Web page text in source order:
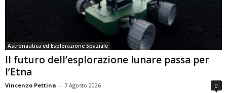
Astronautica ed Esplorazione Spaziale
Il futuro dell’esplorazione lunare passa per
l’Etna
Vincenzo Pettina - 7 Agosto 2026 0